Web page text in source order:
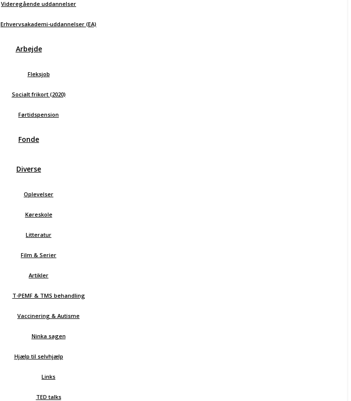
Videregående uddannelser
Erhvervsakademi-uddannelser (EA)
Arbejde
Fleksjob
Socialt frikort (2020)
Førtidspension
Fonde
Diverse
Oplevelser
Køreskole
Litteratur
Film & Serier
Artikler
T-PEMF & TMS behandling
Vaccinering & Autisme
Ninka sagen
Hjælp til selvhjælp
Links
TED talks